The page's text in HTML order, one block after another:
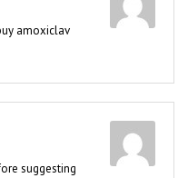
amoxiclav
suggesting